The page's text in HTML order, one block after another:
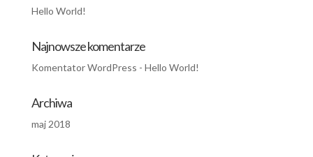
Hello World!
Najnowsze komentarze
Komentator WordPress - Hello World!
Archiwa
maj 2018